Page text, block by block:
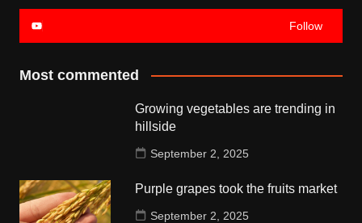
Follow
Most commented
Growing vegetables are trending in
hillside
September 2, 2025
Purple grapes took the fruits market
September 2, 2025